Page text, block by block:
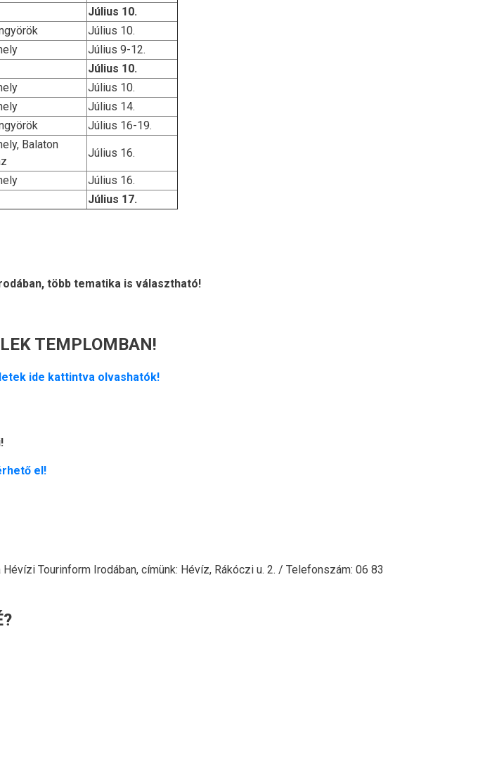
Július 10.
Július 10.
Július 9-12.
Július 10.
Július 10.
Július 14.
Július 16-19.
Balaton
Július 16.
Július 16.
Július 17.
több tematika is választható!
TEMPLOMBAN!
ide kattintva olvashatók!
el!
Tourinform Irodában, címünk: Hévíz, Rákóczi u. 2. / Telefonszám: 06 83